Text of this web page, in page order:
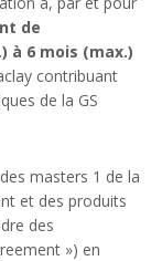
de
à 6 mois (max.)
contribuant
de la GS
masters 1 de la
et des produits
des
») en